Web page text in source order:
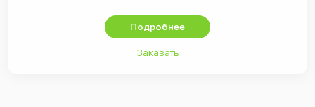
Подробнее
Заказать